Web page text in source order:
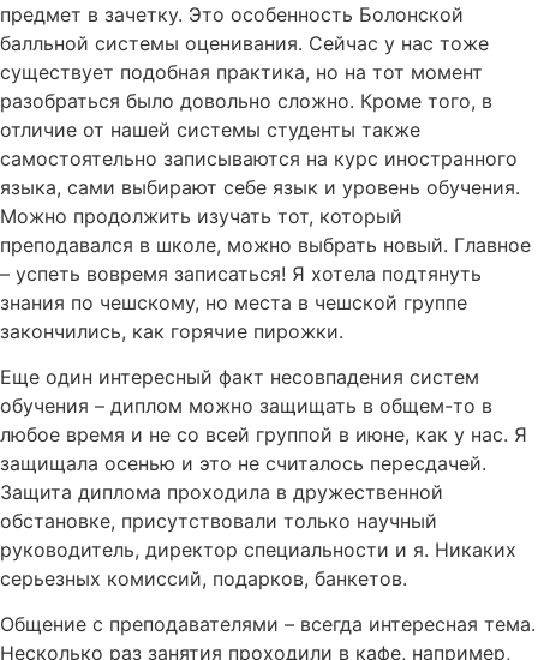
предмет в зачетку. Это особенность Болонской
балльной системы оценивания. Сейчас у нас тоже
существует подобная практика, но на тот момент
разобраться было довольно сложно. Кроме того, в
отличие от нашей системы студенты также
самостоятельно записываются на курс иностранного
языка, сами выбирают себе язык и уровень обучения.
Можно продолжить изучать тот, который
преподавался в школе, можно выбрать новый. Главное
– успеть вовремя записаться! Я хотела подтянуть
знания по чешскому, но места в чешской группе
закончились, как горячие пирожки.
Еще один интересный факт несовпадения систем
обучения – диплом можно защищать в общем-то в
любое время и не со всей группой в июне, как у нас. Я
защищала осенью и это не считалось пересдачей.
Защита диплома проходила в дружественной
обстановке, присутствовали только научный
руководитель, директор специальности и я. Никаких
серьезных комиссий, подарков, банкетов.
Общение с преподавателями – всегда интересная тема.
Несколько раз занятия проходили в кафе, например,